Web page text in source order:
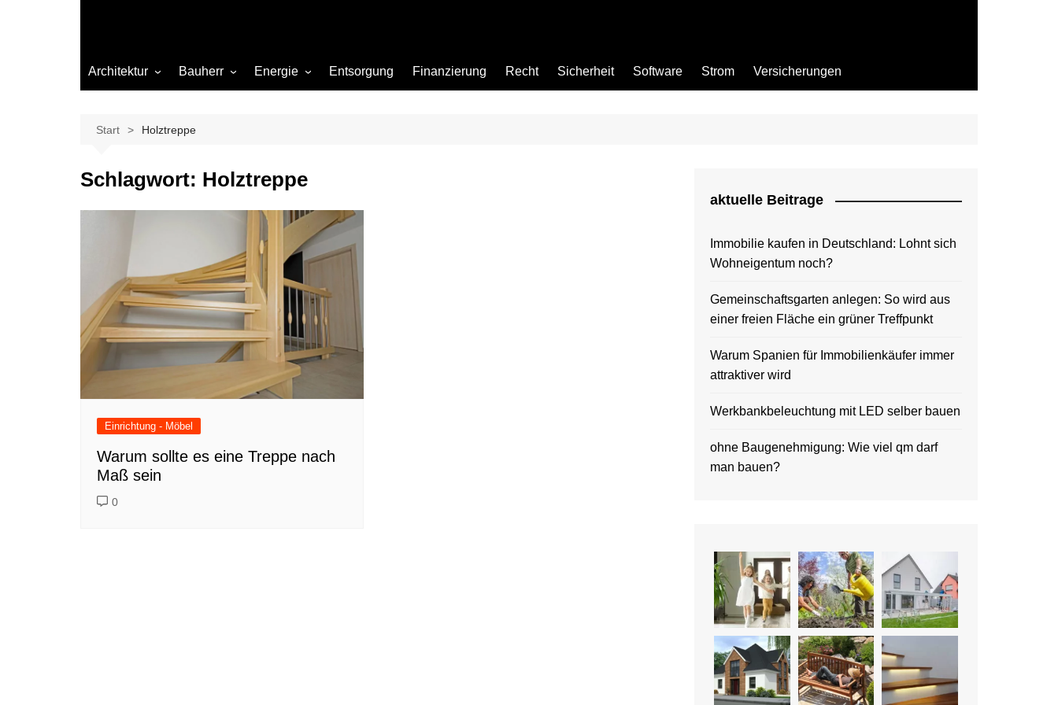
Architektur Bauherr
Beleuchtung
Garten
Materialien
Ökologisch bauen
Sanierung
Hygiene
Energie Entsorgung Finanzierung Recht Sicherheit Software Strom Versicherungen
Start Holztreppe
Schlagwort: Holztreppe
Einrichtung - Möbel
Warum sollte es eine Treppe nach
Maß sein
0
aktuelle Beitrage
Immobilie kaufen in Deutschland: Lohnt sich
Wohneigentum noch?
Gemeinschaftsgarten anlegen: So wird aus
einer freien Fläche ein grüner Treffpunkt
Warum Spanien für Immobilienkäufer immer
attraktiver wird
Werkbankbeleuchtung mit LED selber bauen
ohne Baugenehmigung: Wie viel qm darf
man bauen?